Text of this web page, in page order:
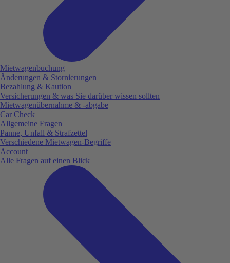
Mietwagenbuchung
Änderungen & Stornierungen
Bezahlung & Kaution
Versicherungen & was Sie darüber wissen sollten
Mietwagenübernahme & -abgabe
Car Check
Allgemeine Fragen
Panne, Unfall & Strafzettel
Verschiedene Mietwagen-Begriffe
Account
Alle Fragen auf einen Blick